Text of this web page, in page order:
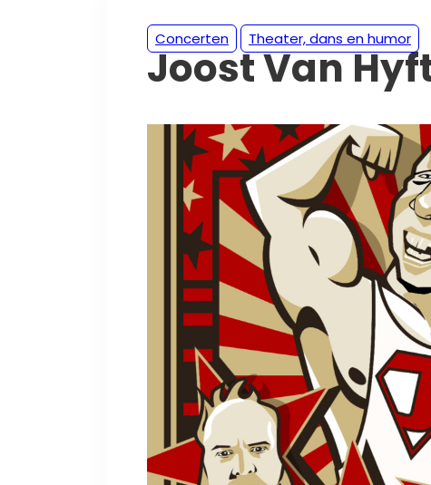
Concerten Theater, dans en humor
Joost Van